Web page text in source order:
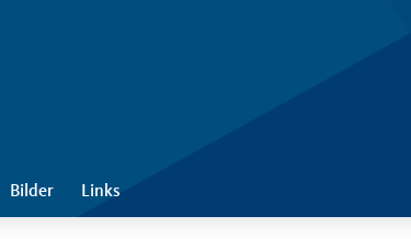
Bilder Links